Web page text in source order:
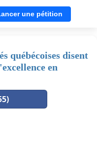
une pétition
québécoises disent
en